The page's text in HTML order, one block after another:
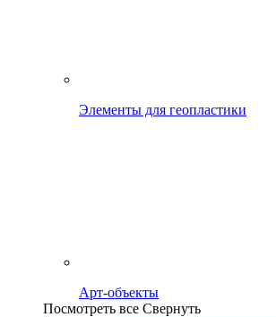
Элементы для геопластики
Арт-объекты
Посмотреть все Свернуть